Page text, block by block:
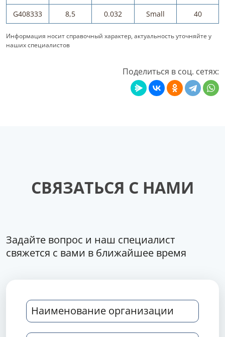
G408333 8,5 0.032 Small 40
Информация носит справочный характер, актуальность уточняйте у
наших специалистов
Поделиться в соц. сетях:
СВЯЗАТЬСЯ С НАМИ
Задайте вопрос и наш специалист
свяжется с вами в ближайшее время